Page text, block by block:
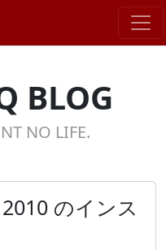
BLOG
NO LIFE.
のインス